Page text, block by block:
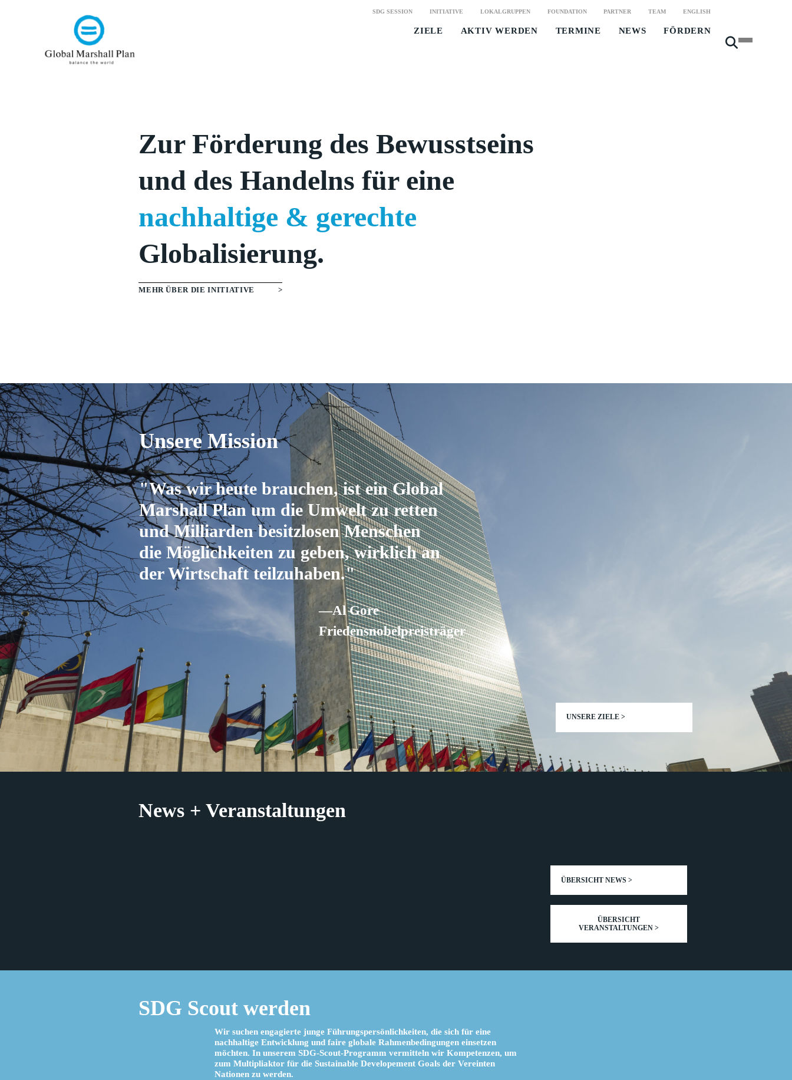
SDG SESSION INITIATIVE LOKALGRUPPEN FOUNDATION PARTNER TEAM ENGLISH
ZIELE AKTIV WERDEN TERMINE NEWS FÖRDERN
Zur Förderung des Bewusstseins
und des Handelns für eine
nachhaltige & gerechte
Globalisierung.
MEHR ÜBER DIE INITIATIVE >
Unsere Mission
"Was wir heute brauchen, ist ein Global
Marshall Plan um die Umwelt zu retten
und Milliarden besitzlosen Menschen
die Möglichkeiten zu geben, wirklich an
der Wirtschaft teilzuhaben."
—Al Gore
Friedensnobelpreisträger
UNSERE ZIELE >
News + Veranstaltungen
ÜBERSICHT NEWS >
ÜBERSICHT
VERANSTALTUNGEN >
SDG Scout werden
Wir suchen engagierte junge Führungspersönlichkeiten, die sich für eine
nachhaltige Entwicklung und faire globale Rahmenbedingungen einsetzen
möchten. In unserem SDG-Scout-Programm vermitteln wir Kompetenzen, um
zum Multipliaktor für die Sustainable Developement Goals der Vereinten
Nationen zu werden.